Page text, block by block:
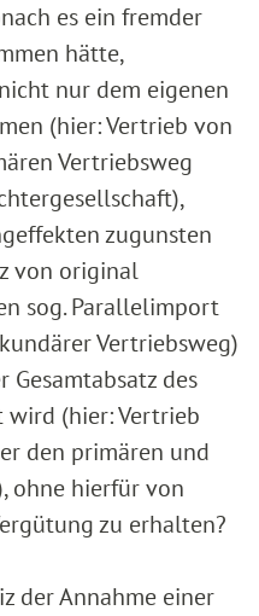
es ein fremder
hätte,
nur dem eigenen
(hier: Vertrieb von
Vertriebsweg
zugunsten
von original
sog. Parallelimport
Vertriebsweg)
des
(hier: Vertrieb
den primären und
ohne hierfür von
zu erhalten?
der Annahme einer